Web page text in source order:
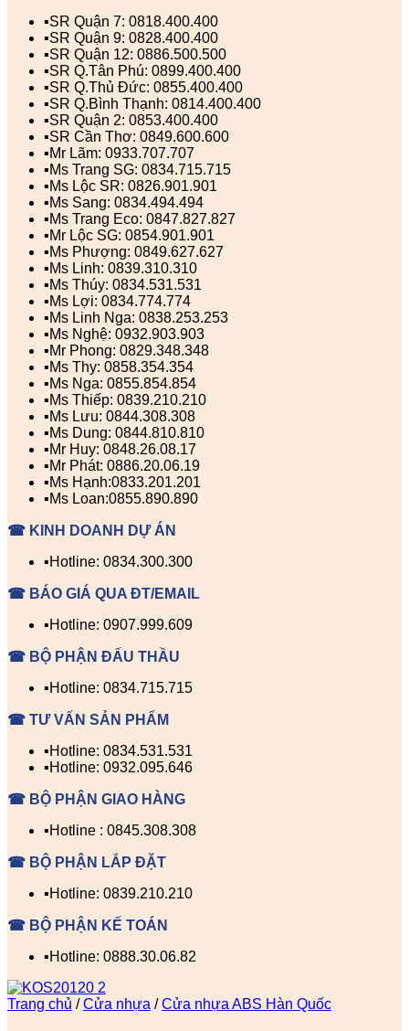
▪️SR Quận 7: 0818.400.400
▪️SR Quận 9: 0828.400.400
▪️SR Quận 12: 0886.500.500
▪️SR Q.Tân Phú: 0899.400.400
▪️SR Q.Thủ Đức: 0855.400.400
▪️SR Q.Bình Thạnh: 0814.400.400
▪️SR Quận 2: 0853.400.400
▪️SR Cần Thơ: 0849.600.600
▪️Mr Lãm: 0933.707.707
▪️Ms Trang SG: 0834.715.715
▪️Ms Lộc SR: 0826.901.901
▪️Ms Sang: 0834.494.494
▪️Ms Trang Eco: 0847.827.827
▪️Mr Lộc SG: 0854.901.901
▪️Ms Phượng: 0849.627.627
▪️Ms Linh: 0839.310.310
▪️Ms Thúy: 0834.531.531
▪️Ms Lợi: 0834.774.774
▪️Ms Linh Nga: 0838.253.253
▪️Ms Nghệ: 0932.903.903
▪️Mr Phong: 0829.348.348
▪️Ms Thy: 0858.354.354
▪️Ms Nga: 0855.854.854
▪️Ms Thiếp: 0839.210.210
▪️Ms Lưu: 0844.308.308
▪️Ms Dung: 0844.810.810
▪️Mr Huy: 0848.26.08.17
▪️Mr Phát: 0886.20.06.19
▪️Ms Hạnh:0833.201.201
▪️Ms Loan:0855.890.890
☎ KINH DOANH DỰ ÁN
▪️Hotline: 0834.300.300
☎ BÁO GIÁ QUA ĐT/EMAIL
▪️Hotline: 0907.999.609
☎ BỘ PHẬN ĐẤU THẦU
▪️Hotline: 0834.715.715
☎ TƯ VẤN SẢN PHẨM
▪️Hotline: 0834.531.531
▪️Hotline: 0932.095.646
☎ BỘ PHẬN GIAO HÀNG
▪️Hotline : 0845.308.308
☎ BỘ PHẬN LẮP ĐẶT
▪️Hotline: 0839.210.210
☎ BỘ PHẬN KẾ TOÁN
▪️Hotline: 0888.30.06.82
Trang chủ / Cửa nhựa / Cửa nhựa ABS Hàn Quốc